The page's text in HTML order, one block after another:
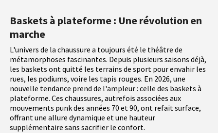
Baskets à plateforme : Une révolution en
marche
L'univers de la chaussure a toujours été le théâtre de
métamorphoses fascinantes. Depuis plusieurs saisons déjà,
les baskets ont quitté les terrains de sport pour envahir les
rues, les podiums, voire les tapis rouges. En 2026, une
nouvelle tendance prend de l'ampleur : celle des baskets à
plateforme. Ces chaussures, autrefois associées aux
mouvements punk des années 70 et 90, ont refait surface,
offrant une allure dynamique et une hauteur
supplémentaire sans sacrifier le confort.